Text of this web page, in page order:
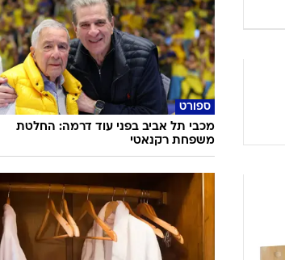
ספורט
מכבי תל אביב בפני עוד דרמה: החלטת
משפחת רקנאטי